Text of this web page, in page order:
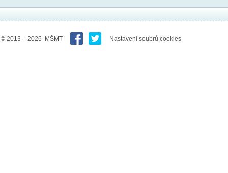
© 2013 – 2026 MŠMT Nastavení soubrů cookies